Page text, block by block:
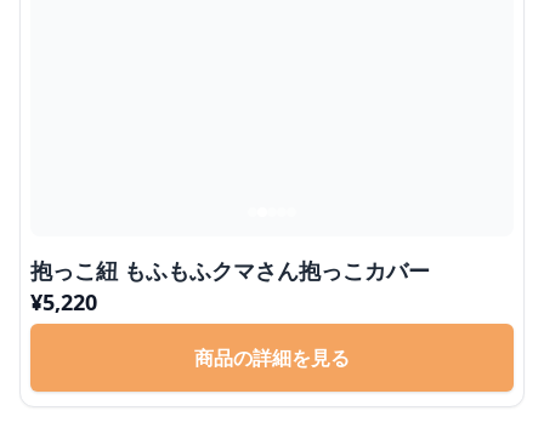
抱っこ紐 もふもふクマさん抱っこカバー
¥5,220
商品の詳細を見る